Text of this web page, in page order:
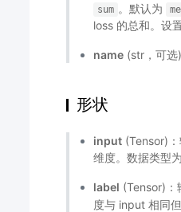
sum 。默认为
loss 的总和。设
name (str，可
形状
input (Tensor)
维度。数据类型
label (Tensor)
度与 input 相同